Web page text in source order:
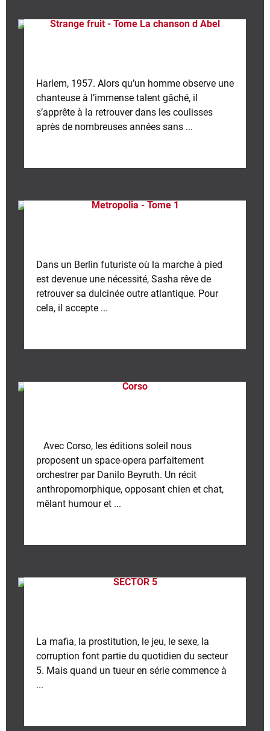
Strange fruit - Tome La chanson d Abel
Harlem, 1957. Alors qu’un homme observe une
chanteuse à l’immense talent gâché, il
s’apprête à la retrouver dans les coulisses
après de nombreuses années sans ...
Metropolia - Tome 1
Dans un Berlin futuriste où la marche à pied
est devenue une nécessité, Sasha rêve de
retrouver sa dulcinée outre atlantique. Pour
cela, il accepte ...
Corso
Avec Corso, les éditions soleil nous
proposent un space-opera parfaitement
orchestrer par Danilo Beyruth. Un récit
anthropomorphique, opposant chien et chat,
mêlant humour et ...
SECTOR 5
La mafia, la prostitution, le jeu, le sexe, la
corruption font partie du quotidien du secteur
5. Mais quand un tueur en série commence à
...